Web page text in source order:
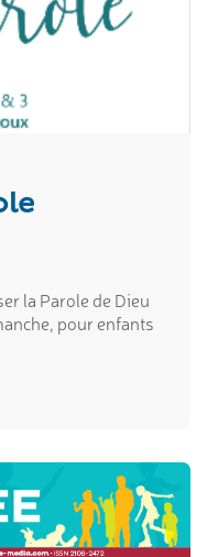
la Parole de Dieu
pour enfants